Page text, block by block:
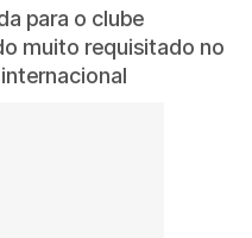
para o clube
muito requisitado no